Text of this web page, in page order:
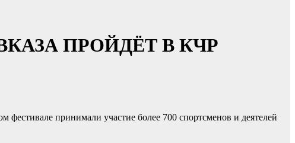
ПРОЙДЁТ В КЧР
принимали участие более 700 спортсменов и деятелей